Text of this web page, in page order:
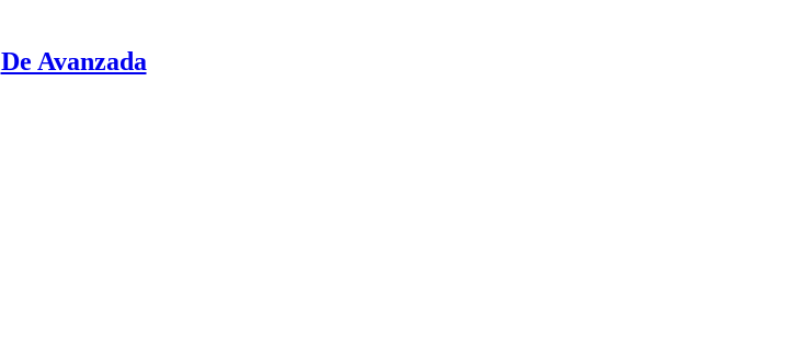
De Avanzada